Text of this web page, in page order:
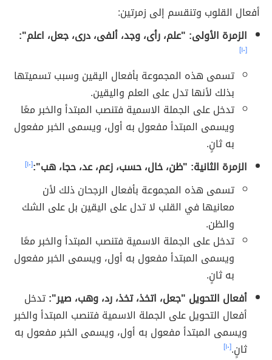
أفعال القلوب وتنقسم إلى زمرتين:
الزمرة الأولى: "علم، رأى، وجد، ألفى، درى، جعل، اعلم":
[١٠]
تسمى هذه المجموعة بأفعال اليقين وسبب تسميتها
بذلك لأنها تدل على العلم واليقين.
تدخل على الجملة الاسمية فتنصب المبتدأ والخبر معًا
ويسمى المبتدأ مفعول به أول، ويسمى الخبر مفعول
به ثانٍ.
الزمرة الثانية: "ظن، خال، حسب، زعم، عد، حجا، هب":[١٠]
تسمى هذه المجموعة بأفعال الرجحان ذلك لأن
معانيها في القلب لا تدل على اليقين بل على الشك
والظن.
تدخل على الجملة الاسمية فتنصب المبتدأ والخبر معًا
ويسمى المبتدأ مفعول به أول، ويسمى الخبر مفعول
به ثانٍ.
أفعال التحويل "جعل، اتخذ، تخذ، رد، وهب، صير":تدخل
أفعال التحويل على الجملة الاسمية فتنصب المبتدأ والخبر
ويسمى المبتدأ مفعول به أول، ويسمى الخبر مفعول به
ثانٍ.[١٠]